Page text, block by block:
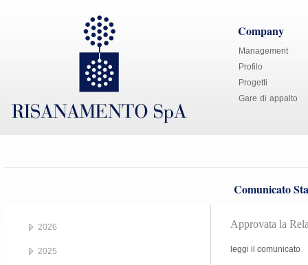
Company
Management
Profilo
Progetti
Gare di appalto
Comunicato
Approvata la
leggi il comunicato
2026
2025